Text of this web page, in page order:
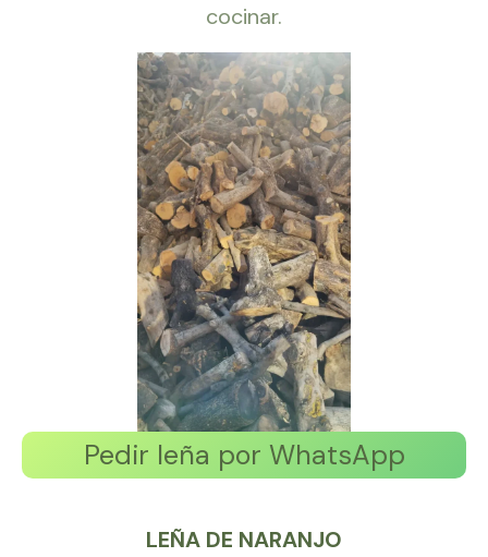
cocinar.
Pedir leña por WhatsApp
LEÑA DE NARANJO